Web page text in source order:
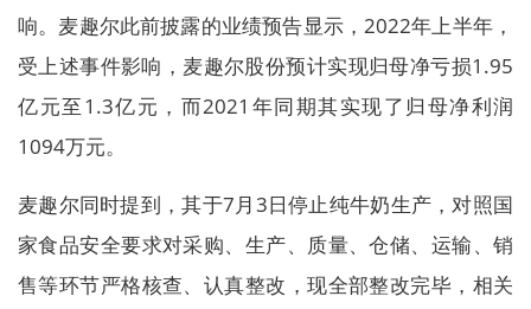
响。麦趣尔此前披露的业绩预告显示，2022年上半年，
受上述事件影响，麦趣尔股份预计实现归母净亏损1.95
亿元至1.3亿元，而2021年同期其实现了归母净利润
1094万元。
麦趣尔同时提到，其于7月3日停止纯牛奶生产，对照国
家食品安全要求对采购、生产、质量、仓储、运输、销
售等环节严格核查、认真整改，现全部整改完毕，相关